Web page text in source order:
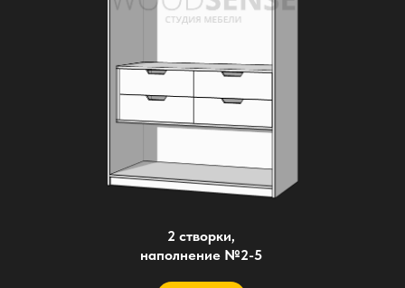
2 створки,
наполнение №2-5